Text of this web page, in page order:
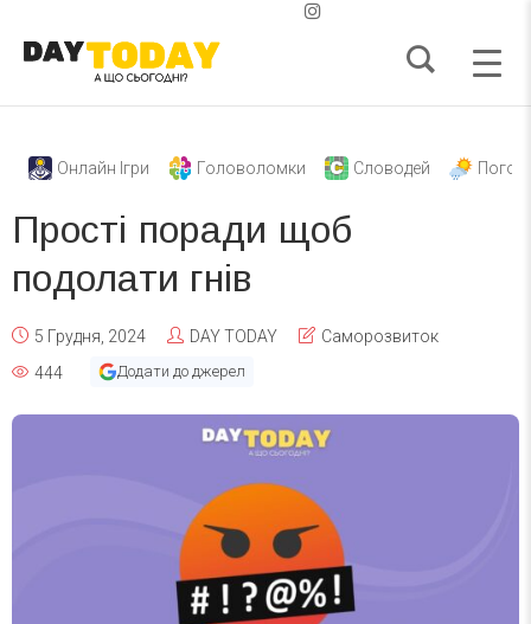
Онлайн Ігри Головоломки Словодей
Прості поради щоб
подолати гнів
5 Грудня, 2024 DAY TODAY
Саморозвиток
444
Додати до джерел